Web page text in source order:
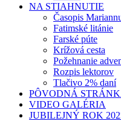
NA STIAHNUTIE
Časopis
Fatimské litánie
Farské púte
Krížová cesta
Požehnanie
Rozpis lektorov
Tlačivo 2% daní
PÔVODNÁ
VIDEO GALÉRIA
JUBILEJNÝ ROK